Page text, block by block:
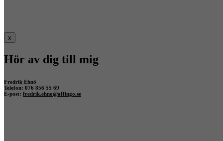
x
Hör av dig till mig
Fredrik Ehnö
Telefon: 076 856 55 69
E-post: fredrik.ehno@affingo.se